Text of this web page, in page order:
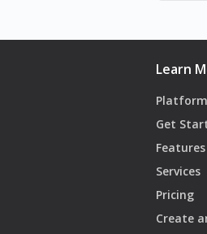
Learn
Platform
Get
Features
Services
Pricing
Create